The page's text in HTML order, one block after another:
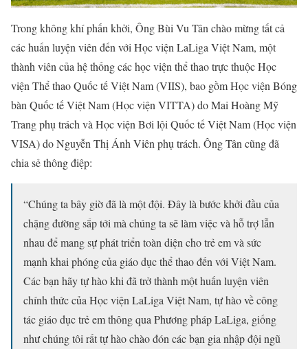
Trong không khí phấn khởi, Ông Bùi Vu Tân chào mừng tất cả
các huấn luyện viên đến với Học viện LaLiga Việt Nam, một
thành viên của hệ thống các học viện thể thao trực thuộc Học
viện Thể thao Quốc tế Việt Nam (VIIS), bao gồm Học viện Bóng
bàn Quốc tế Việt Nam (Học viện VITTA) do Mai Hoàng Mỹ
Trang phụ trách và Học viện Bơi lội Quốc tế Việt Nam (Học viện
VISA) do Nguyễn Thị Ánh Viên phụ trách. Ông Tân cũng đã
chia sẻ thông điệp:
“Chúng ta bây giờ đã là một đội. Đây là bước khởi đầu của
chặng đường sắp tới mà chúng ta sẽ làm việc và hỗ trợ lẫn
nhau để mang sự phát triển toàn diện cho trẻ em và sức
mạnh khai phóng của giáo dục thể thao đến với Việt Nam.
Các bạn hãy tự hào khi đã trở thành một huấn luyện viên
chính thức của Học viện LaLiga Việt Nam, tự hào về công
tác giáo dục trẻ em thông qua Phương pháp LaLiga, giống
như chúng tôi rất tự hào chào đón các bạn gia nhập đội ngũ